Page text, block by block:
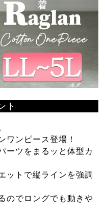
ト
ワンピース登場！
ーツをまるッと体型カ
ットで縦ラインを強調
のでロングでも動きや